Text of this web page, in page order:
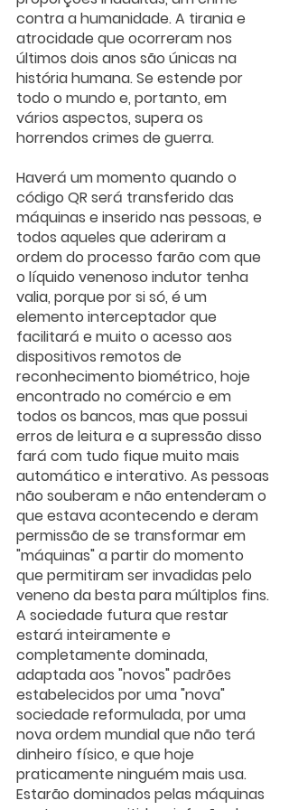
contra a humanidade. A tirania e
atrocidade que ocorreram nos
últimos dois anos são únicas na
história humana. Se estende por
todo o mundo e, portanto, em
vários aspectos, supera os
horrendos crimes de guerra.
Haverá um momento quando o
código QR será transferido das
máquinas e inserido nas pessoas, e
todos aqueles que aderiram a
ordem do processo farão com que
o líquido venenoso indutor tenha
valia, porque por si só, é um
elemento interceptador que
facilitará e muito o acesso aos
dispositivos remotos de
reconhecimento biométrico, hoje
encontrado no comércio e em
todos os bancos, mas que possui
erros de leitura e a supressão disso
fará com tudo fique muito mais
automático e interativo. As pessoas
não souberam e não entenderam o
que estava acontecendo e deram
permissão de se transformar em
"máquinas" a partir do momento
que permitiram ser invadidas pelo
veneno da besta para múltiplos fins.
A sociedade futura que restar
estará inteiramente e
completamente dominada,
adaptada aos "novos" padrões
estabelecidos por uma "nova"
sociedade reformulada, por uma
nova ordem mundial que não terá
dinheiro físico, e que hoje
praticamente ninguém mais usa.
Estarão dominados pelas máquinas